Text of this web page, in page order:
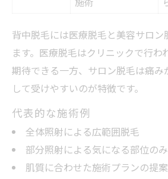
背中脱毛には医療脱毛と美容サロン
ます。医療脱毛はクリニックで行わ
期待できる一方、サロン脱毛は痛み
して受けやすいのが特徴です。
代表的な施術例
全体照射による広範囲脱毛
部分照射による気になる部位の
肌質に合わせた施術プランの提案